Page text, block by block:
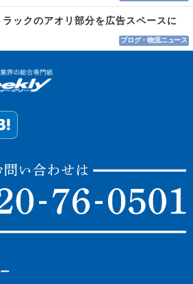
ックのアオリ部分を広告スペースに
ブログ・物流ニュース